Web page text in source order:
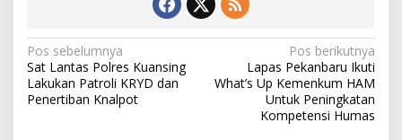
N
a
v
Pos sebelumnya
Sat Lantas Polres Kuansing
Lakukan Patroli KRYD dan
Penertiban Knalpot
Pos berikutnya
Lapas Pekanbaru Ikuti
What’s Up Kemenkum HAM
Untuk Peningkatan
Kompetensi Humas